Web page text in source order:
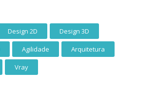
Design 2D Design 3D
Agilidade Arquitetura
Vray